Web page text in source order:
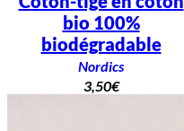
bio 100%
biodégradable
Nordics
3,50€